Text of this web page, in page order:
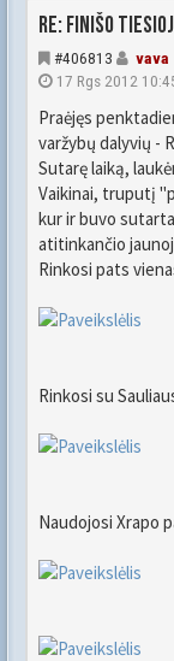
Re: FINIŠO
#406813
vava
17 Rgs 2012
Praėjęs
varžybų dalyvių -
Sutarę laiką,
Vaikinai, truputį
kur ir buvo
atitinkančio
Rinkosi pats
Rinkosi su
Naudojosi Xrapo